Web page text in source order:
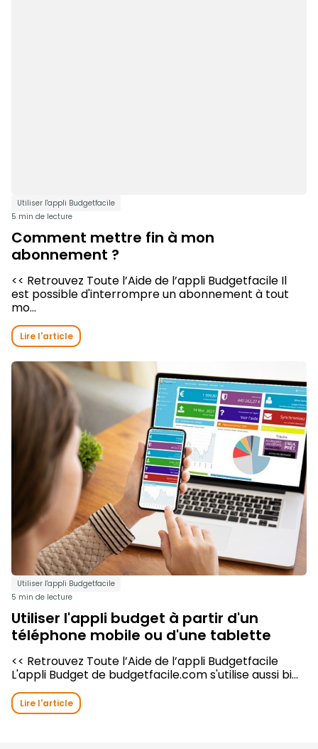
Utiliser l'appli Budgetfacile
5 min de lecture
Comment mettre fin à mon
abonnement ?
<< Retrouvez Toute l’Aide de l’appli Budgetfacile Il
est possible d'interrompre un abonnement à tout
mo...
Lire l'article
Utiliser l'appli Budgetfacile
5 min de lecture
Utiliser l'appli budget à partir d'un
téléphone mobile ou d'une tablette
<< Retrouvez Toute l’Aide de l’appli Budgetfacile
L'appli Budget de budgetfacile.com s'utilise aussi bi...
Lire l'article